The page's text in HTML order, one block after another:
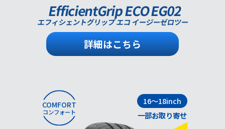
EfficientGrip ECO EG02
エフィシェントグリップ エコ イージーゼロツー
詳細はこちら
COMFORT
コンフォート
16～18inch
一部お取り寄せ